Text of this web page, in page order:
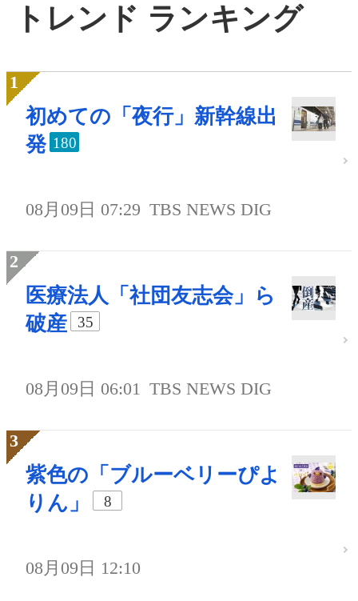
トレンド ランキング
初めての「夜行」新幹線出
発 180
08月09日 07:29 TBS NEWS DIG
医療法人「社団友志会」ら
破産
35
08月09日 06:01 TBS NEWS DIG
紫色の「ブルーベリーぴよ
りん」
8
08月09日 12:10